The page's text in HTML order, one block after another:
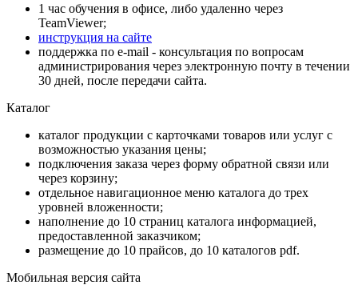
1 час обучения в офисе, либо удаленно через
TeamViewer;
инструкция на сайте
поддержка по e-mail - консультация по вопросам
администрирования через электронную почту в течении
30 дней, после передачи сайта.
Каталог
каталог продукции с карточками товаров или услуг с
возможностью указания цены;
подключения заказа через форму обратной связи или
через корзину;
отдельное навигационное меню каталога до трех
уровней вложенности;
наполнение до 10 страниц каталога информацией,
предоставленной заказчиком;
размещение до 10 прайсов, до 10 каталогов pdf.
Мобильная версия сайта